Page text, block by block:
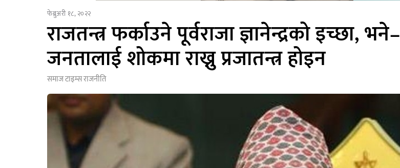
फेब्रुअरी १८, २०२२
राजतन्त्र फर्काउने पूर्वराजा ज्ञानेन्द्रको इच्छा, भने–
जनतालाई शोकमा राख्नु प्रजातन्त्र होइन
समाज टाइम्सराजनीति